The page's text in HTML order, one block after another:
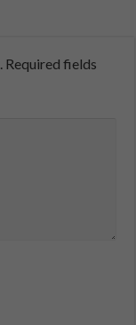
Required fields